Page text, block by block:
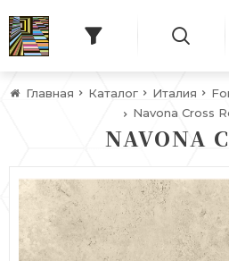
Главная Каталог Италия
Navona Cross
NAVONA